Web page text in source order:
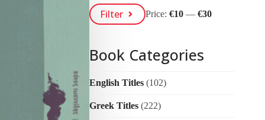
Min
Price
Max
PriceFilter Price: €10— €30
Book Categories
English Titles (102)
Greek Titles (222)